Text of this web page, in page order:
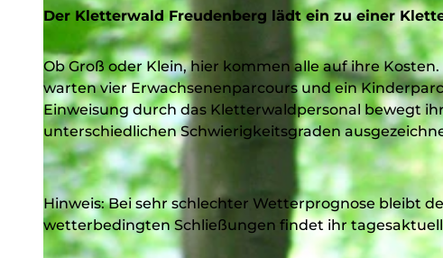
Der Kletterwald Freudenberg lädt ein zu einer
Ob Groß oder Klein, hier kommen alle auf ihre
warten vier Erwachsenenparcours und ein
Einweisung durch das Kletterwaldpersonal bewegt
unterschiedlichen Schwierigkeitsgraden
Hinweis: Bei sehr schlechter Wetterprognose bleibt
wetterbedingten Schließungen findet ihr